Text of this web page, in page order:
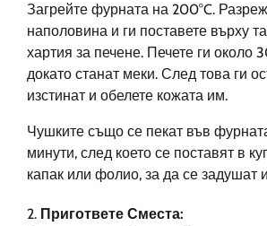
Загрейте фурната на 200°C.
наполовина и ги поставете върху
хартия за печене. Печете ги около
докато станат меки. След това ги
изстинат и обелете кожата им.
Чушките също се пекат във
минути, след което се поставят в
капак или фолио, за да се задушат
Пригответе Сместа: